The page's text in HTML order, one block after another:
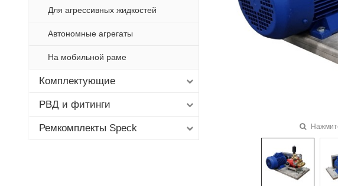
Для агрессивных жидкостей
Автономные агрегаты
На мобильной раме
Комплектующие
РВД и фитинги
Ремкомплекты Speck